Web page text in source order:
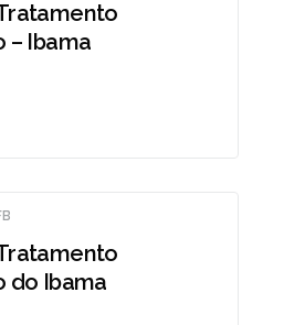
– Ibama
do Ibama